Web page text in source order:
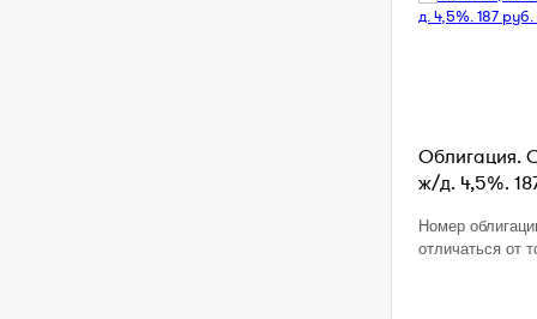
Облигация.
ж/д. 4,5%.
Номер
отличаться от